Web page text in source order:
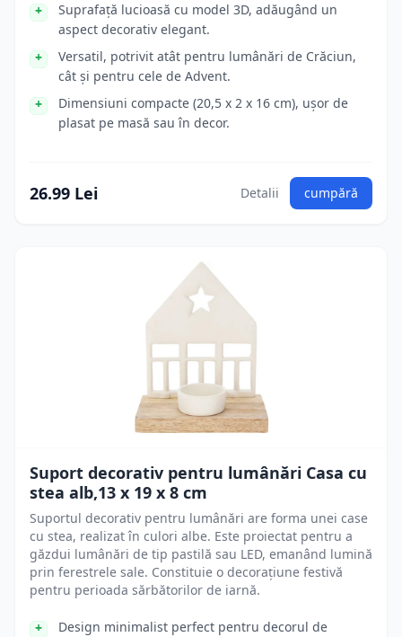
Suprafață lucioasă cu model 3D, adăugând un
aspect decorativ elegant.
Versatil, potrivit atât pentru lumânări de Crăciun,
cât și pentru cele de Advent.
Dimensiuni compacte (20,5 x 2 x 16 cm), ușor de
plasat pe masă sau în decor.
26.99 Lei Detalii cumpără
Suport decorativ pentru lumânări Casa cu
stea alb,13 x 19 x 8 cm
Suportul decorativ pentru lumânări are forma unei case
cu stea, realizat în culori albe. Este proiectat pentru a
găzdui lumânări de tip pastilă sau LED, emanând lumină
prin ferestrele sale. Constituie o decorațiune festivă
pentru perioada sărbătorilor de iarnă.
Design minimalist perfect pentru decorul de